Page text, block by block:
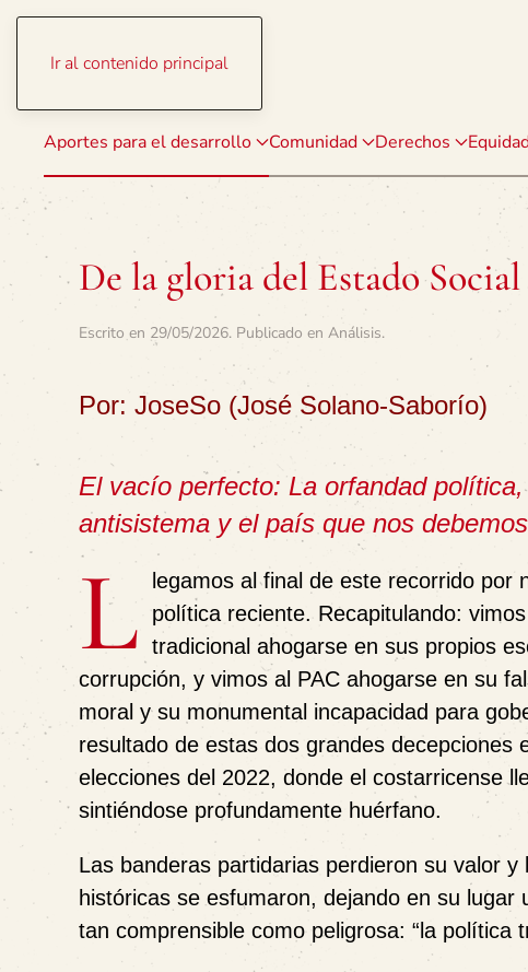
Ir al contenido principal
Aportes para el desarrollo Comunidad Derechos
De la gloria del Estado
Escrito en 29/05/2026. Publicado en Análisis.
Por: JoseSo (José Solano-Saborío)
El vacío perfecto: La orfandad
antisistema y el país que nos debemos
L
legamos al final de este recorrido por
política reciente. Recapitulando:
tradicional ahogarse en sus propios
corrupción, y vimos al PAC ahogarse en su
moral y su monumental incapacidad para
resultado de estas dos grandes decepciones
elecciones del 2022, donde el costarricense
sintiéndose profundamente huérfano.
Las banderas partidarias perdieron su valor y
históricas se esfumaron, dejando en su
tan comprensible como peligrosa: “la política